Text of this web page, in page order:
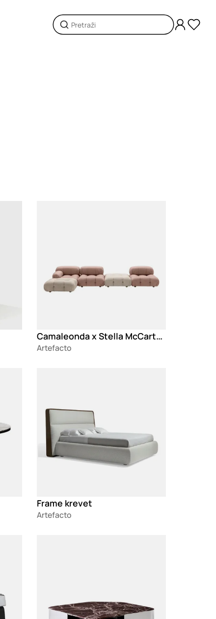
Camaleonda x Stella McCartney sofa
Artefacto
Frame krevet
Artefacto